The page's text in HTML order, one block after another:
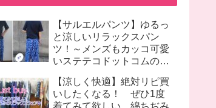
【サルエルパンツ】ゆるっ
と涼しいリラックスパン
ツ！～メンズもカッコ可愛
いステテコドットコムのモ
【涼しく快適】絶対リピ買
いしたくなる！ ぜひ1度
着てみて欲しい、綿ちぢみ